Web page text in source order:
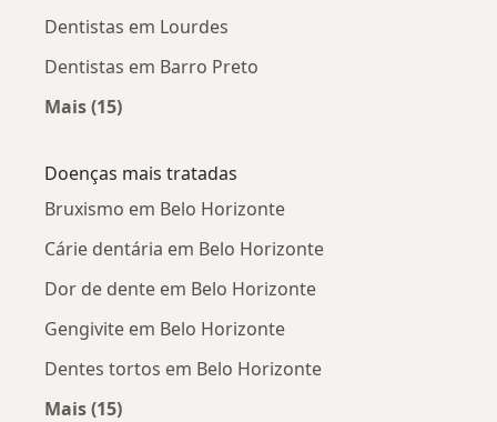
Dentistas em Lourdes
Dentistas em Barro Preto
Mais (15)
Doenças mais tratadas
Bruxismo em Belo Horizonte
Cárie dentária em Belo Horizonte
Dor de dente em Belo Horizonte
Gengivite em Belo Horizonte
Dentes tortos em Belo Horizonte
Mais (15)